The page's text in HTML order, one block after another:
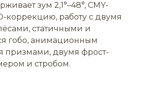
зум 2,1°–48°, CMY-
коррекцию, работу с двумя
статичными и
гобо, анимационным
призмами, двумя фрост-
и стробом.